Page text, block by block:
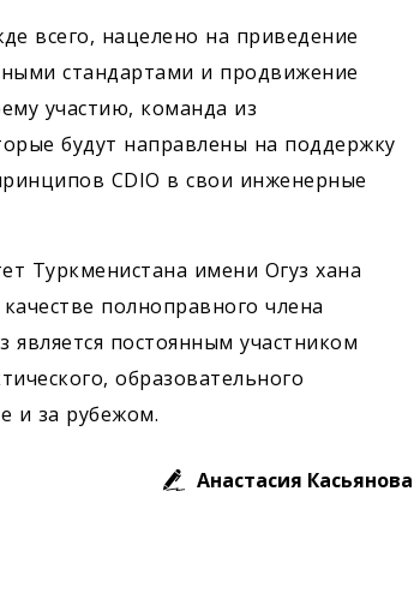
всего, нацелено на приведение
стандартами и продвижение
участию, команда из
будут направлены на поддержку
CDIO в свои инженерные
Туркменистана имени Огуз хана
полноправного члена
является постоянным участником
образовательного
и за рубежом.
Анастасия Касьянова